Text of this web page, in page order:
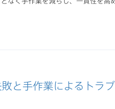
と手作業によるトラ